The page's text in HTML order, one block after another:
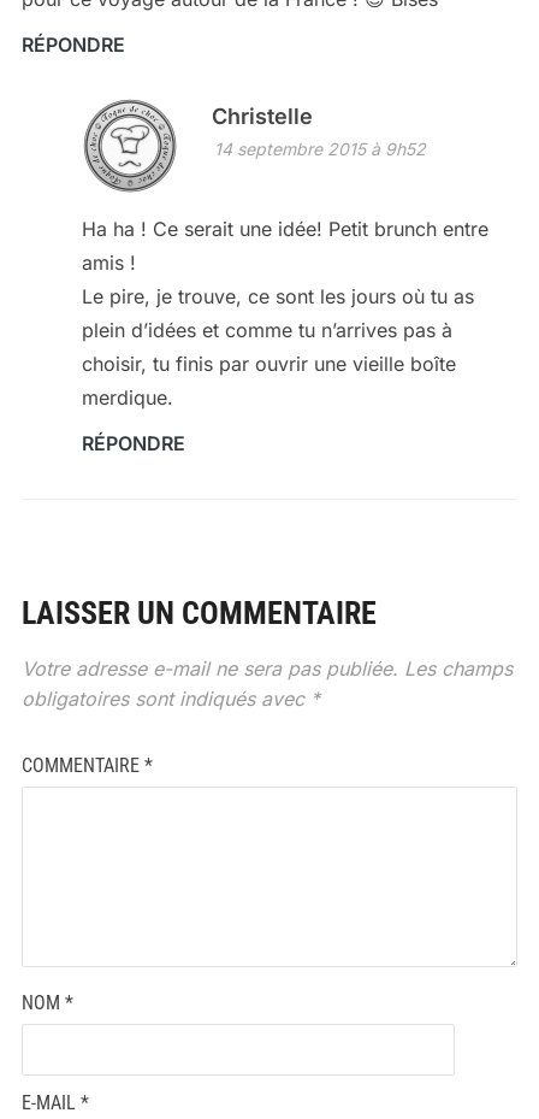
RÉPONDRE
Christelle
14 septembre 2015 à 9h52
Ha ha ! Ce serait une idée! Petit brunch entre
amis !
Le pire, je trouve, ce sont les jours où tu as
plein d’idées et comme tu n’arrives pas à
choisir, tu finis par ouvrir une vieille boîte
merdique.
RÉPONDRE
LAISSER UN COMMENTAIRE
Votre adresse e-mail ne sera pas publiée. Les champs
obligatoires sont indiqués avec *
COMMENTAIRE *
NOM *
E-MAIL *